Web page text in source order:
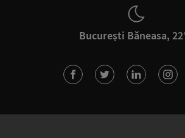
București Băneasa,